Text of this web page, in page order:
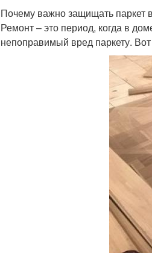
Почему важно защищать паркет
Ремонт – это период, когда в
непоправимый вред паркету.